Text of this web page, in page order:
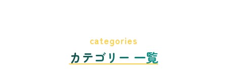
categories
カテゴリー 一覧